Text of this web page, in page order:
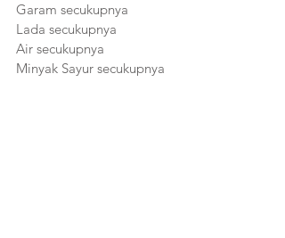
Garam secukupnya
Lada secukupnya
Air secukupnya
Minyak Sayur secukupnya